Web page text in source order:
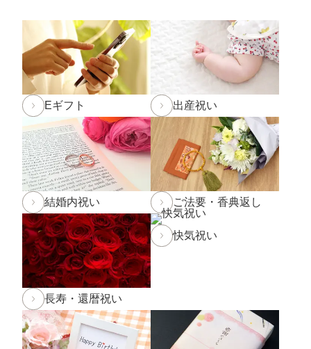
詳しくは
こちら
2025年2月22日 BSS山陰放送「JOY!＋」にて和田珍味
の「ふぐ味醂干」「ふぐ一夜干」 が紹介されました
2024年12月5日 実店舗の年末年始の営業時間について
年内発送受付は12月20日(金)11:59までとなります。
12
月20日(金)12:00以降のご注文は2025年1月10日(金)から
のお届けとなります。予めご了承下さい。
※もち・そば・かまぼこ商品の年内発送受付は12月13
日(金)までとなります。(予定よりも早く締め切る場合が
ございます。)
2024年11月1日和田珍味「冬ギフト特集」開催中！11
月末までのご注文・ご予約は送料半額！
2024年9月30日【重要】配送料改定のお知らせ
Eギフト 出産祝い
結婚内祝い ご法要・香典返し
長寿・還暦祝い
快気祝い